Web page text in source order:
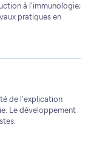
à l'immunologie;
pratiques en
de l'explication
Le développement